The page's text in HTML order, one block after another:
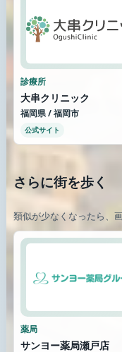
診療所
大串クリニック
福岡県 / 福岡市
公式サイト
さらに街を歩く
類似が少なくなったら、
薬局
サンヨー薬局瀬戸店